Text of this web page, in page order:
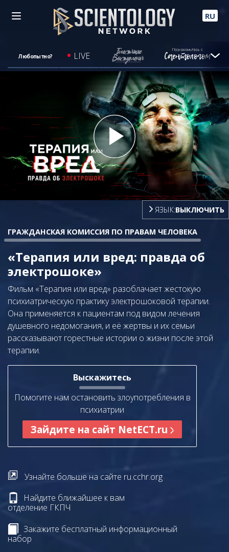
RU
Любопытно? LIVE
Play
Video
ЯЗЫК:ВЫКЛЮЧИТЬ
ГРАЖДАНСКАЯ КОМИССИЯ ПО ПРАВАМ ЧЕЛОВЕКА
«Терапия или вред: правда об
электрошоке»
Фильм «Терапия или вред» разоблачает жестокую
психиатрическую практику электрошоковой терапии.
Она применяется к пациентам под видом лечения
душевного недомогания, и её жертвы и их семьи
рассказывают горестные истории о жизни после этой
терапии.
Выскажитесь
Помогите нам остановить злоупотребления в
психиатрии
Зайдите на сайт NetECT.ru
Узнайте больше на сайте ru.cchr.org
Найдите ближайшее к вам
отделение ГКПЧ
Закажите бесплатный информационный
набор